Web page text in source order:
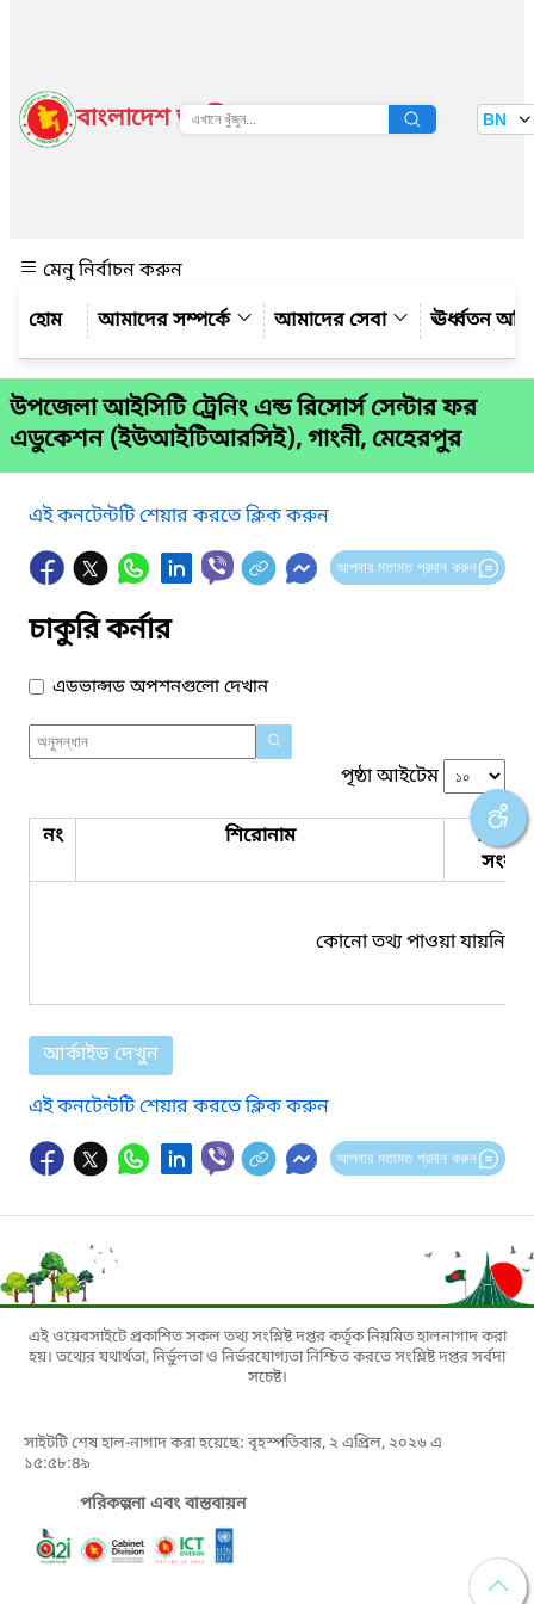
বাংলাদেশ জাতীয় তথ্য বাতায়ন BN
মেনু নির্বাচন করুন
আমাদের সম্পর্কে
আমাদের সেবা ঊর্ধ্বতন
উপজেলা আইসিটি ট্রেনিং এন্ড রিসোর্স সেন্টার ফর
এডুকেশন (ইউআইটিআরসিই), গাংনী, মেহেরপুর
এই কনটেন্টটি শেয়ার করতে ক্লিক করুন
আপনার মতামত প্রদান করুন
চাকুরি কর্নার
এডভান্সড অপশনগুলো দেখান
পৃষ্ঠা আইটেম
নং শিরোনাম
কোনো তথ্য পাওয়া যায়নি।
আর্কাইভ দেখুন
এই কনটেন্টটি শেয়ার করতে ক্লিক করুন
আপনার মতামত প্রদান করুন
এই ওয়েবসাইটে প্রকাশিত সকল তথ্য সংশ্লিষ্ট দপ্তর কর্তৃক নিয়মিত হালনাগাদ করা
হয়। তথ্যের যথার্থতা, নির্ভুলতা ও নির্ভরযোগ্যতা নিশ্চিত করতে সংশ্লিষ্ট দপ্তর সর্বদা
সচেষ্ট।
সাইটটি শেষ হাল-নাগাদ করা হয়েছে: বৃহস্পতিবার, ২ এপ্রিল, ২০২৬ এ
১৫:৫৮:৪৯
পরিকল্পনা এবং বাস্তবায়ন